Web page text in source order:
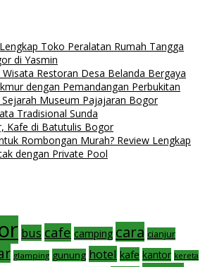
Toko Peralatan Rumah Tangga
di Yasmin
Restoran Desa Belanda Bergaya
dengan Pemandangan Perbukitan
Museum Pajajaran Bogor
Tradisional Sunda
Kafe di Batutulis Bogor
Rombongan Murah? Review Lengkap
dengan Private Pool
bus cafe camping cara cianjur
glamping gunung hotel kafe kantor kereta